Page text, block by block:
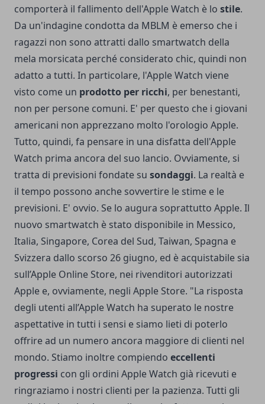
comporterà il fallimento dell'Apple Watch è lo stile.
Da un'indagine condotta da MBLM è emerso che i
ragazzi non sono attratti dallo smartwatch della
mela morsicata perché considerato chic, quindi non
adatto a tutti. In particolare, l'Apple Watch viene
visto come un prodotto per ricchi, per benestanti,
non per persone comuni. E' per questo che i giovani
americani non apprezzano molto l'orologio Apple.
Tutto, quindi, fa pensare in una disfatta dell'Apple
Watch prima ancora del suo lancio. Ovviamente, si
tratta di previsioni fondate su sondaggi. La realtà e
il tempo possono anche sovvertire le stime e le
previsioni. E' ovvio. Se lo augura soprattutto Apple. Il
nuovo smartwatch è stato disponibile in Messico,
Italia, Singapore, Corea del Sud, Taiwan, Spagna e
Svizzera dallo scorso 26 giugno, ed è acquistabile sia
sull’Apple Online Store, nei rivenditori autorizzati
Apple e, ovviamente, negli Apple Store. "La risposta
degli utenti all’Apple Watch ha superato le nostre
aspettative in tutti i sensi e siamo lieti di poterlo
offrire ad un numero ancora maggiore di clienti nel
mondo. Stiamo inoltre compiendo eccellenti
progressi con gli ordini Apple Watch già ricevuti e
ringraziamo i nostri clienti per la pazienza. Tutti gli